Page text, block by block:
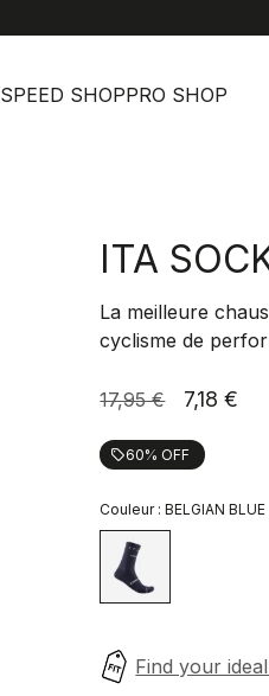
SPEED SHOPPRO SHOP
ITA
La meilleure
cyclisme de
17,95 € 7,18 €
local_offer60% OFF
Couleur : BELGIAN BLUE